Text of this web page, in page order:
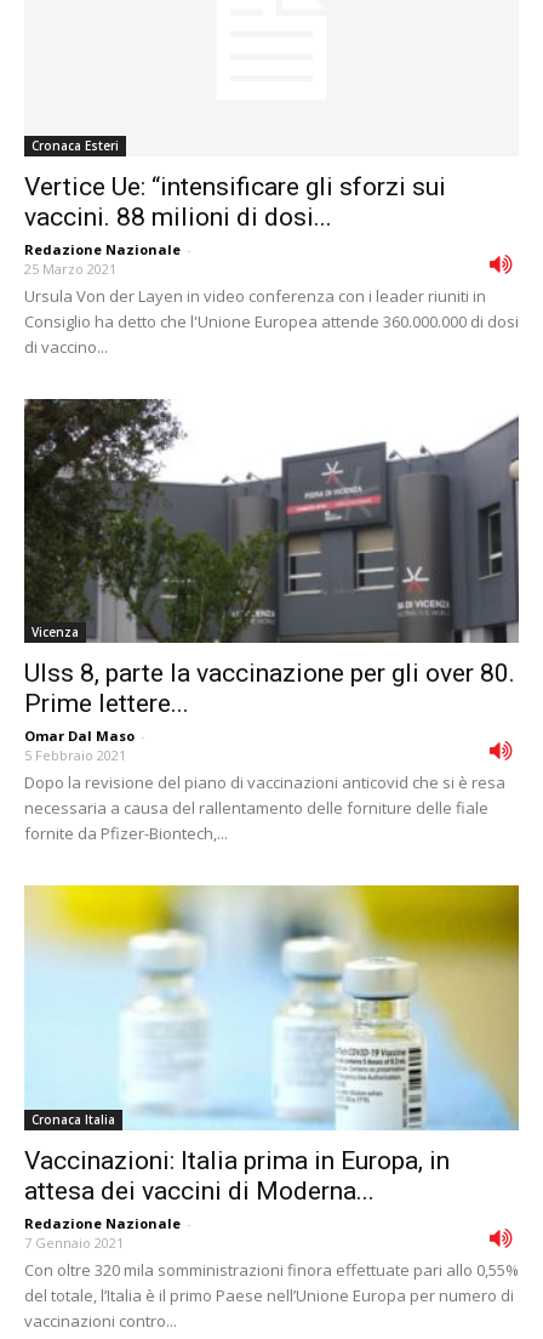
Cronaca Esteri
Vertice Ue: “intensificare gli sforzi sui
vaccini. 88 milioni di dosi...
Redazione Nazionale -
25 Marzo 2021
Ursula Von der Layen in video conferenza con i leader riuniti in
Consiglio ha detto che l'Unione Europea attende 360.000.000 di dosi
di vaccino...
Vicenza
Ulss 8, parte la vaccinazione per gli over 80.
Prime lettere...
Omar Dal Maso -
5 Febbraio 2021
Dopo la revisione del piano di vaccinazioni anticovid che si è resa
necessaria a causa del rallentamento delle forniture delle fiale
fornite da Pfizer-Biontech,...
Cronaca Italia
Vaccinazioni: Italia prima in Europa, in
attesa dei vaccini di Moderna...
Redazione Nazionale -
7 Gennaio 2021
Con oltre 320 mila somministrazioni finora effettuate pari allo 0,55%
del totale, l’Italia è il primo Paese nell’Unione Europa per numero di
vaccinazioni contro...